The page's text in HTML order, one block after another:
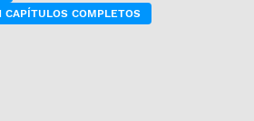
CAPÍTULOS COMPLETOS